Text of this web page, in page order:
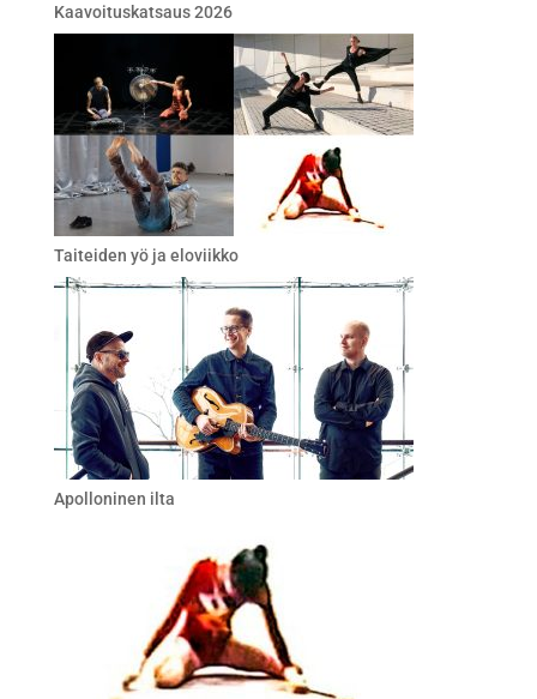
Kaavoituskatsaus 2026
Taiteiden yö ja eloviikko
Apolloninen ilta